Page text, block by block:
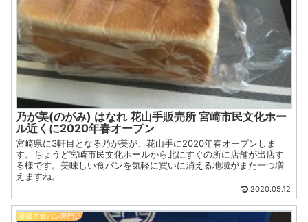
乃が美(のがみ) はなれ 花山手販売所 宮崎市民文化ホー
ル近くに2020年春オープン
宮崎県に3軒目となる乃が美が、花山手に2020年春オープンしま
す。ちょうど宮崎市民文化ホールから北にすぐの所に店舗が出店す
る様です。美味しい食パンを気軽に買いに消える地域がまた一つ増
えますね。
2020.05.12
高級生食パン専門店